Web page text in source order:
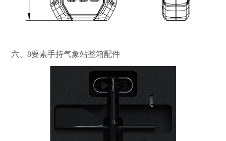
六、8要素手持气象站整箱配件